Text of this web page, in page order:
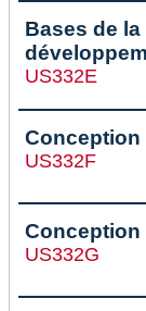
Bases de
US332E
Conception
US332F
Conception
US332G